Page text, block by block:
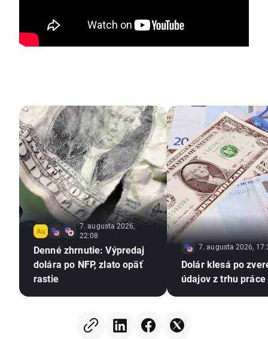
7. augusta 2026,
22:08
Denné zhrnutie: Výpredaj
dolára po NFP, zlato opäť
rastie
7. augusta 2026,
Dolár klesá po
údajov z trhu práce